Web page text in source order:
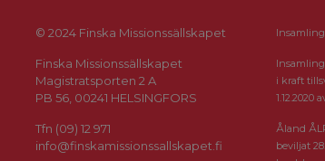
© 2024 Finska Missionssällskapet
Finska Missionssällskapet
Magistratsporten 2 A
PB 56, 00241 HELSINGFORS
Tfn (09) 12 971
info@finskamissionssallskapet.fi
i kraft
1.12.2020
Åland
beviljat